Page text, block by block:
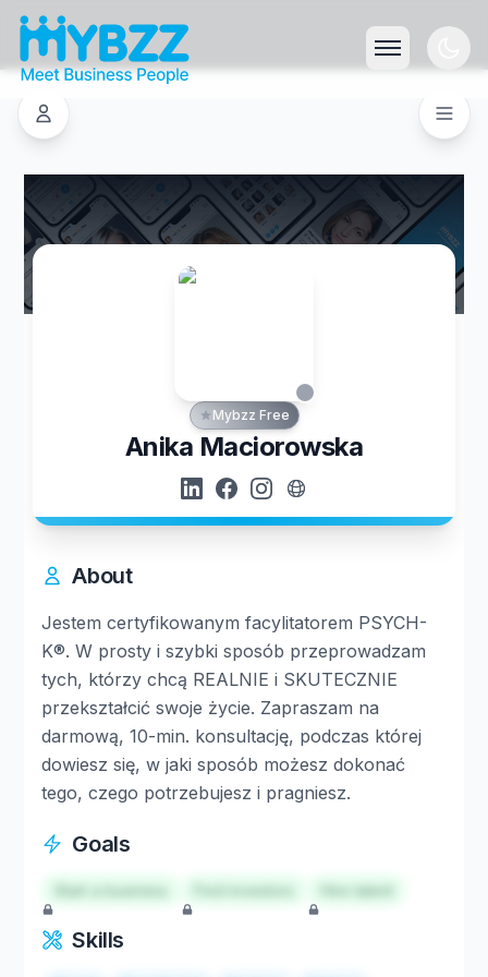
Mybzz Free
Anika Maciorowska
About
Jestem certyfikowanym facylitatorem PSYCH-
K®. W prosty i szybki sposób przeprowadzam
tych, którzy chcą REALNIE i SKUTECZNIE
przekształcić swoje życie. Zapraszam na
darmową, 10-min. konsultację, podczas której
dowiesz się, w jaki sposób możesz dokonać
tego, czego potrzebujesz i pragniesz.
Goals
Start a business Hire talent
Skills